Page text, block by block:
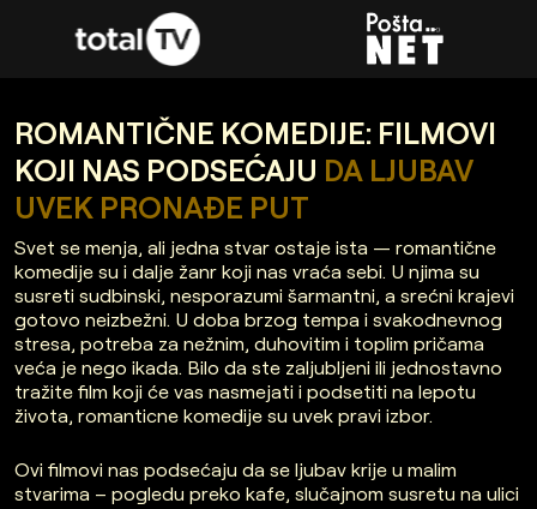
ROMANTIČNE KOMEDIJE: FILMOVI
KOJI NAS PODSEĆAJU DA LJUBAV
UVEK PRONAĐE PUT
Svet se menja, ali jedna stvar ostaje ista — romantične
komedije su i dalje žanr koji nas vraća sebi. U njima su
susreti sudbinski, nesporazumi šarmantni, a srećni krajevi
gotovo neizbežni. U doba brzog tempa i svakodnevnog
stresa, potreba za nežnim, duhovitim i toplim pričama
veća je nego ikada. Bilo da ste zaljubljeni ili jednostavno
tražite film koji će vas nasmejati i podsetiti na lepotu
života, romanticne komedije su uvek pravi izbor.
Ovi filmovi nas podsećaju da se ljubav krije u malim
stvarima – pogledu preko kafe, slučajnom susretu na ulici